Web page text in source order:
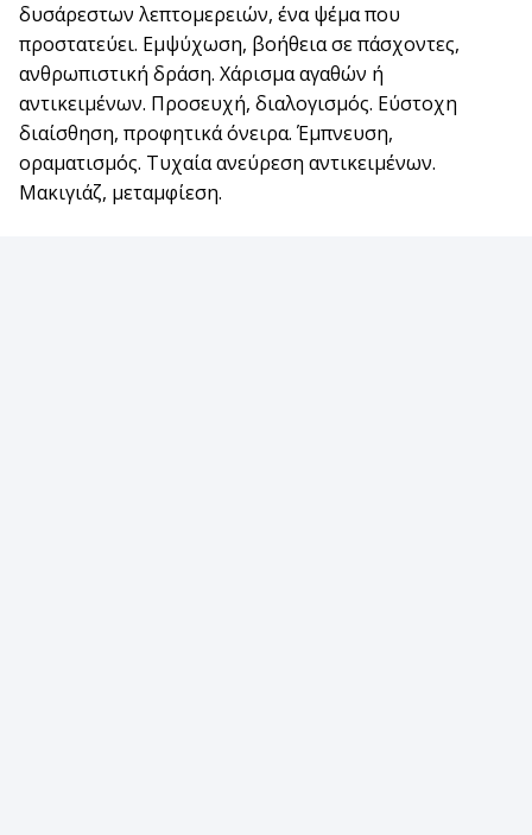
δυσάρεστων λεπτομερειών, ένα ψέμα που
προστατεύει. Εμψύχωση, βοήθεια σε πάσχοντες,
ανθρωπιστική δράση. Χάρισμα αγαθών ή
αντικειμένων. Προσευχή, διαλογισμός. Εύστοχη
διαίσθηση, προφητικά όνειρα. Έμπνευση,
οραματισμός. Τυχαία ανεύρεση αντικειμένων.
Μακιγιάζ, μεταμφίεση.